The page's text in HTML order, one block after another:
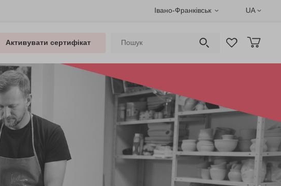
Івано-Франківськ UA
Активувати сертифікат